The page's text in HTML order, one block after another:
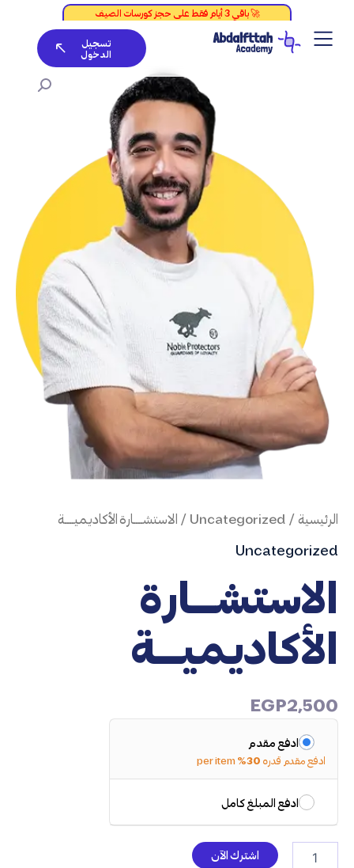
تسجيل
الدخول
الرئيسية /
Uncategorized / الاستشــــارة الأكاديميــــة
Uncategorized
الاستشــــارة
الأكاديميــــة
EGP2,500
ادفع مقدم
ادفع مقدم قدره 30%
per item
ادفع المبلغ كامل
اشترك الآن